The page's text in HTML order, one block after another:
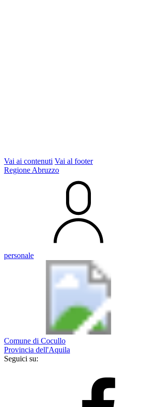
Vai ai contenuti Vai al footer
Regione Abruzzo
personale
Comune di Cocullo
Provincia dell'Aquila
Seguici su: